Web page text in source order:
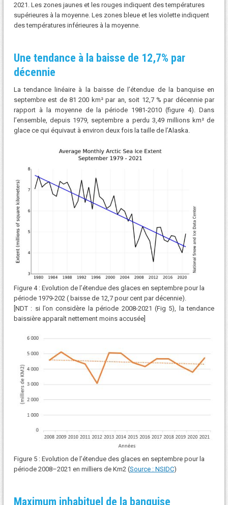
2021. Les zones jaunes et les rouges indiquent des températures
supérieures à la moyenne. Les zones bleue et les violette indiquent
des températures inférieures à la moyenne.
Une tendance à la baisse de 12,7% par
décennie
La tendance linéaire à la baisse de l’étendue de la banquise en
septembre est de 81 200 km² par an, soit 12,7 % par décennie par
rapport à la moyenne de la période 1981-2010 (figure 4). Dans
l’ensemble, depuis 1979, septembre a perdu 3,49 millions km² de
glace ce qui équivaut à environ deux fois la taille de l’Alaska.
Figure 4 : Evolution de l’étendue des glaces en septembre pour la
période 1979-202 ( baisse de 12,7 pour cent par décennie).
[NDT : si l’on considère la période 2008-2021 (Fig 5), la tendance
baissière apparaît nettement moins accusée]
Figure 5 : Evolution de l’étendue des glaces en septembre pour la
période 2008–2021 en milliers de Km2 (Source : NSIDC)
Maximum inhabituel de la banquise